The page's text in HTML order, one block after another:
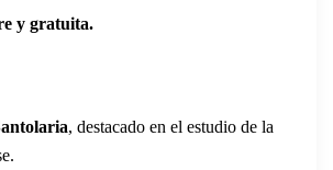
y gratuita.
, destacado en el estudio de la